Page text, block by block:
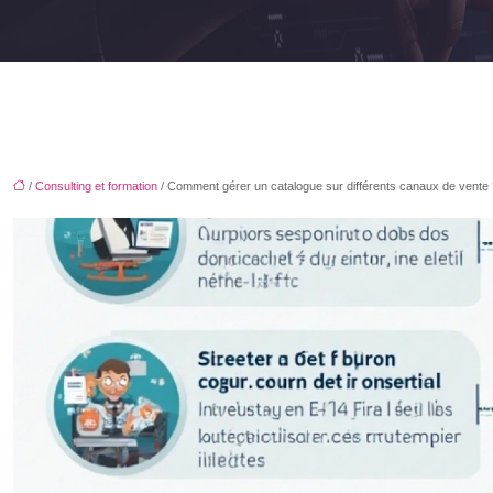
/ Consulting et formation / Comment gérer un catalogue sur différents canaux de vente